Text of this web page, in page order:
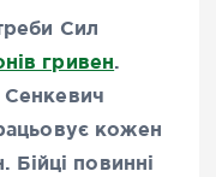
Сил
гривен.
Сенкевич
кожен
Бійці повинні